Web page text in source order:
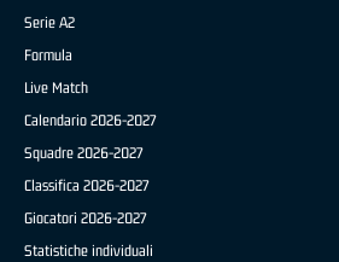
Serie A2
Formula
Live Match
Calendario 2026-2027
Squadre 2026-2027
Classifica 2026-2027
Giocatori 2026-2027
Statistiche individuali